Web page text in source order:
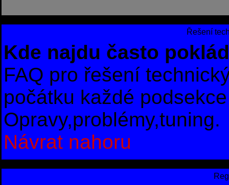
Řešení
Kde najdu často
FAQ pro řešení
počátku každé
Opravy,problémy,tuning.
Návrat nahoru